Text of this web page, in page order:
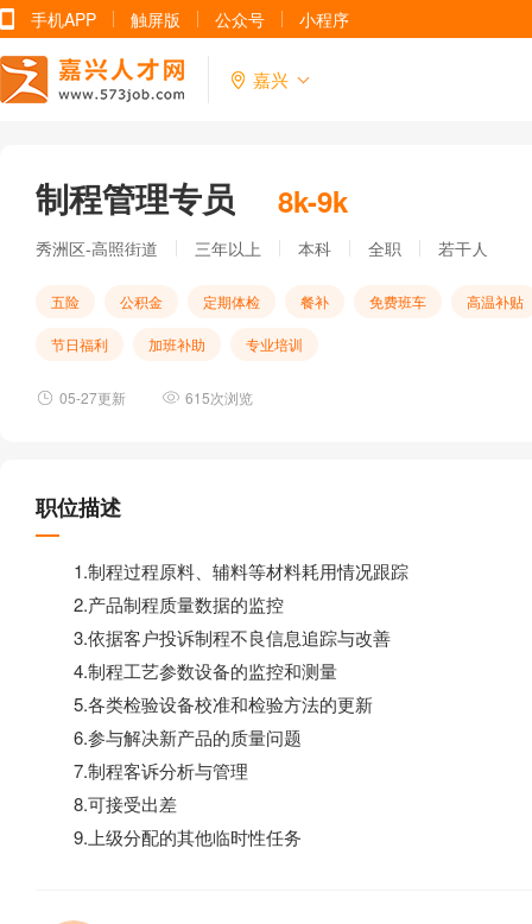
手机APP 触屏版 公众号 小程序
嘉兴
制程管理专员 8k-9k
秀洲区-高照街道 三年以上 本科 全职 若干人
五险 公积金 定期体检 餐补 免费班车 高温补贴
节日福利 加班补助 专业培训
05-27更新 615次浏览
职位描述
1.制程过程原料、辅料等材料耗用情况跟踪
2.产品制程质量数据的监控
3.依据客户投诉制程不良信息追踪与改善
4.制程工艺参数设备的监控和测量
5.各类检验设备校准和检验方法的更新
6.参与解决新产品的质量问题
7.制程客诉分析与管理
8.可接受出差
9.上级分配的其他临时性任务